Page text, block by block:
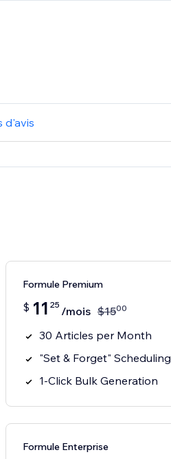
d'avis
Formule Premium
$ 11 25 /mois $1500
30 Articles per Month
"Set & Forget" Scheduling
1-Click Bulk Generation
Formule Enterprise